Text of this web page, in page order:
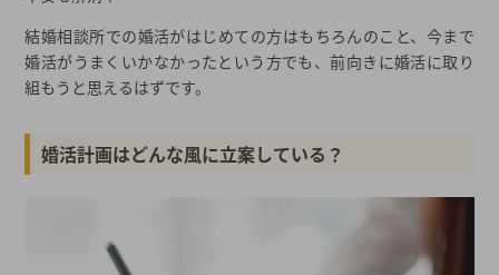
結婚相談所での婚活がはじめての方はもちろんのこと、今まで
婚活がうまくいかなかったという方でも、前向きに婚活に取り
組もうと思えるはずです。
婚活計画はどんな風に立案している？